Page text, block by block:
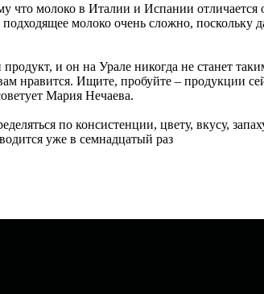
молоко в Италии и Испании отличается
молоко очень сложно, поскольку
и он на Урале никогда не станет
нравится. Ищите, пробуйте – продукции
Мария Нечаева.
по консистенции, цвету, вкусу,
уже в семнадцатый раз